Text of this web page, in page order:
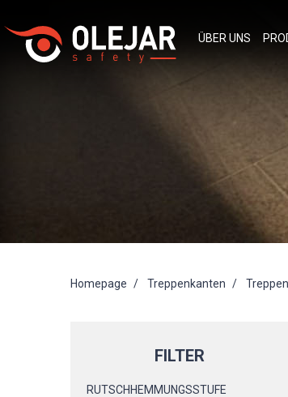
Homepage Treppenkanten
FILTER
RUTSCHHEMMUNGSSTUFE
ÜBER UNS